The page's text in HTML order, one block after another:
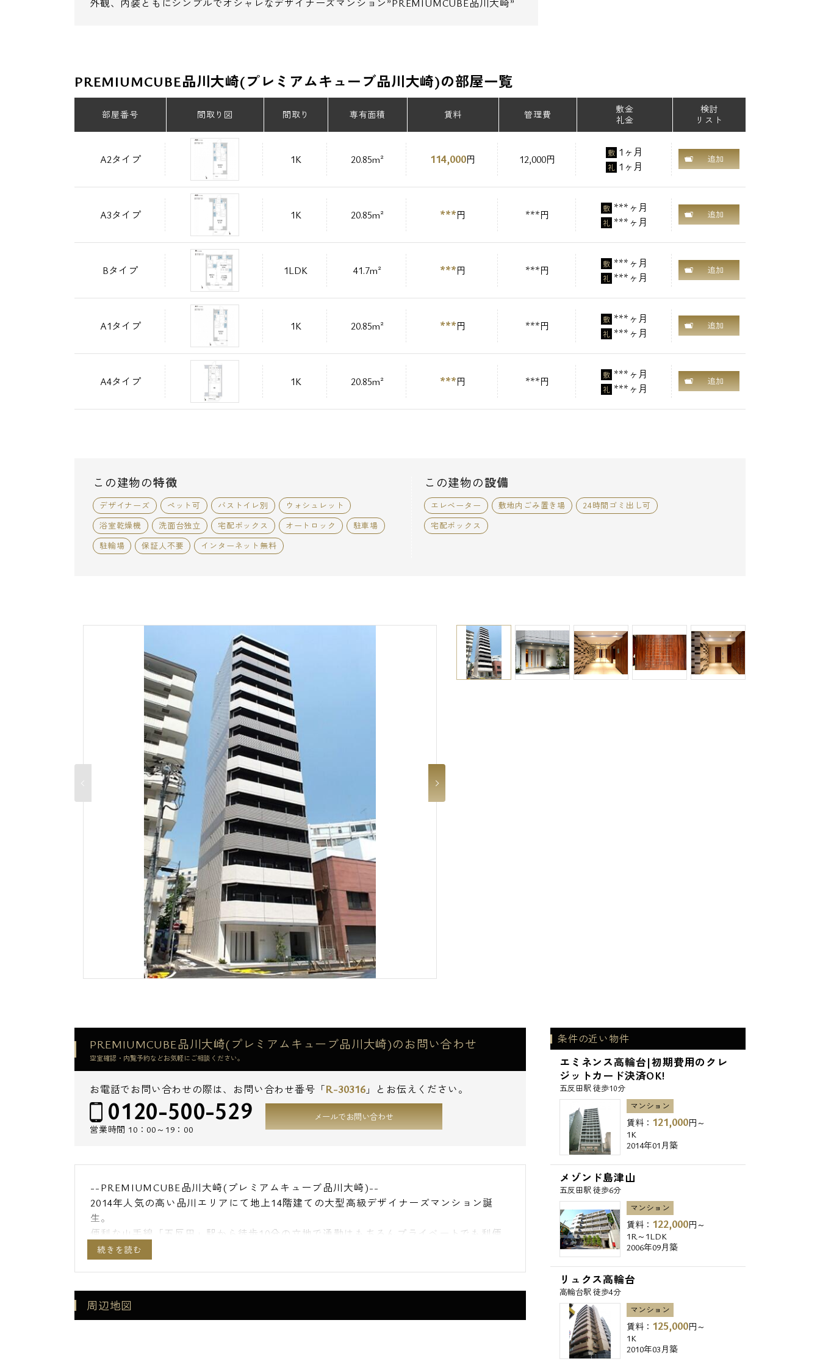
外観、内装ともにシンプルでオシャレなデザイナーズマンション”PREMIUMCUBE品川大崎”
PREMIUMCUBE品川大崎(プレミアムキューブ品川大崎)の部屋一覧
部屋番号 間取り図 間取り 専有面積 賃料 管理費
敷金
礼金
検討
リスト
A2タイプ 1K 20.85m² 114,000円 12,000円 敷 1ヶ月
礼 1ヶ月
追加
A3タイプ 1K 20.85m² ***円 ***円 敷 ***ヶ月
礼 ***ヶ月
追加
Bタイプ 1LDK 41.7m² ***円 ***円 敷 ***ヶ月
礼 ***ヶ月
追加
A1タイプ 1K 20.85m² ***円 ***円 敷 ***ヶ月
礼 ***ヶ月
追加
A4タイプ 1K 20.85m² ***円 ***円 敷 ***ヶ月
礼 ***ヶ月
追加
この建物の特徴
デザイナーズ ペット可 バストイレ別
ウォシュレット
浴室乾燥機
洗面台独立 宅配ボックス オートロック
駐車場
駐輪場
保証人不要 インターネット無料
この建物の設備
エレベーター 敷地内ごみ置き場
24時間ゴミ出し可
宅配ボックス
PREMIUMCUBE品川大崎(プレミアムキューブ品川大崎)のお問い合わせ
空室確認・内覧予約などお気軽にご相談ください。
お電話でお問い合わせの際は、お問い合わせ番号「R-30316 」とお伝えください。
0120-500-529
営業時間 10：00～19：00
メールでお問い合わせ
--PREMIUMCUBE品川大崎(プレミアムキューブ品川大崎)--
2014年人気の高い品川エリアにて地上14階建ての大型高級デザイナーズマンション誕
生。
便利な山手線「五反田」駅から徒歩10分の立地で通勤はもちろんプライベートでも利便
性の高い好立地で御座います。
1K・1LDKタイプをご用意しており主に1Kタイプを中心としたマンションです。
ニター付きインターホン完備で防犯セキュリティ充実しております。
デザイナーズマンションに希少なペット飼育可物件で大好きなペットと一緒に暮らすこ
周辺地図
条件の近い物件
エミネンス高輪台|初期費用のクレ
ジットカード決済OK!
五反田駅 徒歩10分
マンション
賃料： 121,000円～
1K
2014年01月築
メゾンド島津山
五反田駅 徒歩6分
マンション
賃料： 122,000円～
1R～1LDK
2006年09月築
リュクス高輪台
高輪台駅 徒歩4分
マンション
賃料： 125,000円～
1K
2010年03月築